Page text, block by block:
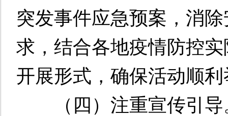
突发事件应急预案，消
求，结合各地疫情防控
开展形式，确保活动顺
（四）注重宣传引导